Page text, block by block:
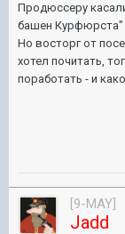
Продюссеру
башен Курфюрста"
Но восторг от
хотел почитать,
поработать - и
[9-MAY]
Jadd